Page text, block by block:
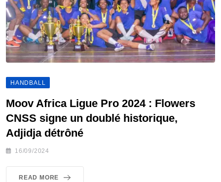
HANDBALL
Moov Africa Ligue Pro 2024 : Flowers
CNSS signe un doublé historique,
Adjidja détrôné
16/09/2024
READ MORE